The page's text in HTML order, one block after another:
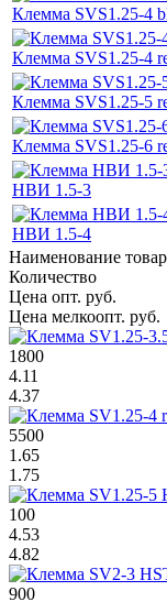
Клемма SVS1.25-4
Клемма SVS1.25-4
Клемма SVS1.25-5
Клемма SVS1.25-6
НВИ 1.5-3
НВИ 1.5-4
Наименование
Количество
Цена опт. руб.
Цена мелкоопт. руб.
1800
4.11
4.37
5500
1.65
1.75
100
4.53
4.82
900